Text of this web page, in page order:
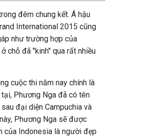
đêm chung kết. Á hậu
International 2015 cũng
như trường hợp của
chỗ đã "kinh" qua rất nhiều
cuộc thi năm nay chính là
Phương Nga đã có tên
đại diện Campuchia và
Phương Nga sẽ được
của Indonesia là người đẹp